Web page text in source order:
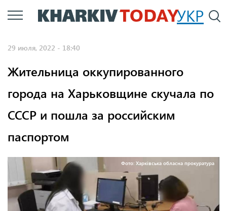
Перейти
к
УКР
29 июля, 2022 - 18:40
Жительница оккупированного
города на Харьковщине скучала по
СССР и пошла за российским
паспортом
Фото: Харківська обласна прокуратура